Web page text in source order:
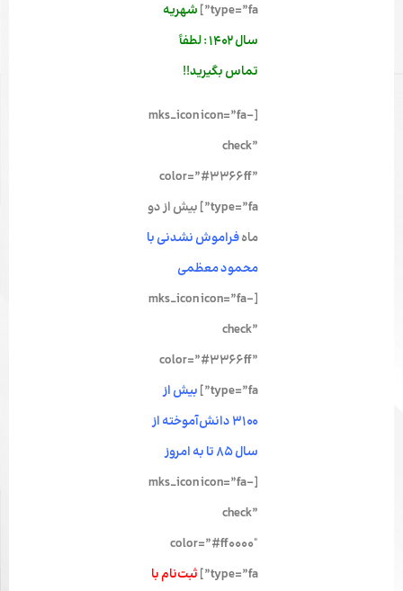
type=”fa”]
شهریه
سال 1402 : لطفاً
تماس بگیرید!!
[mks_icon icon=”fa-
check”
color=”#3366ff”
type=”fa”]
بیش از دو
ماهفراموش نشدنی با
محمود معظمی
[mks_icon icon=”fa-
check”
color=”#3366ff”
type=”fa”]
بیش از
۳۱۰۰ دانش‌آموخته از
سال ۸۵ تا به امروز
[mks_icon icon=”fa-
check”
color=”#ff0000″
type=”fa”]
ثبت‌نام با